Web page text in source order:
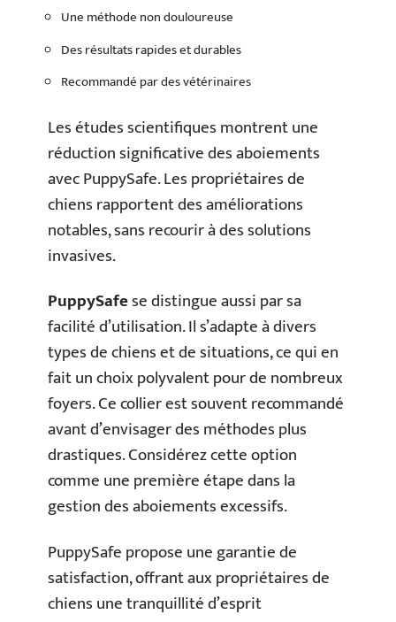
Une méthode non douloureuse
Des résultats rapides et durables
Recommandé par des vétérinaires
Les études scientifiques montrent une
réduction significative des aboiements
avec PuppySafe. Les propriétaires de
chiens rapportent des améliorations
notables, sans recourir à des solutions
invasives.
PuppySafese distingue aussi par sa
facilité d’utilisation. Il s’adapte à divers
types de chiens et de situations, ce qui en
fait un choix polyvalent pour de nombreux
foyers. Ce collier est souvent recommandé
avant d’envisager des méthodes plus
drastiques. Considérez cette option
comme une première étape dans la
gestion des aboiements excessifs.
PuppySafe propose une garantie de
satisfaction, offrant aux propriétaires de
chiens une tranquillité d’esprit